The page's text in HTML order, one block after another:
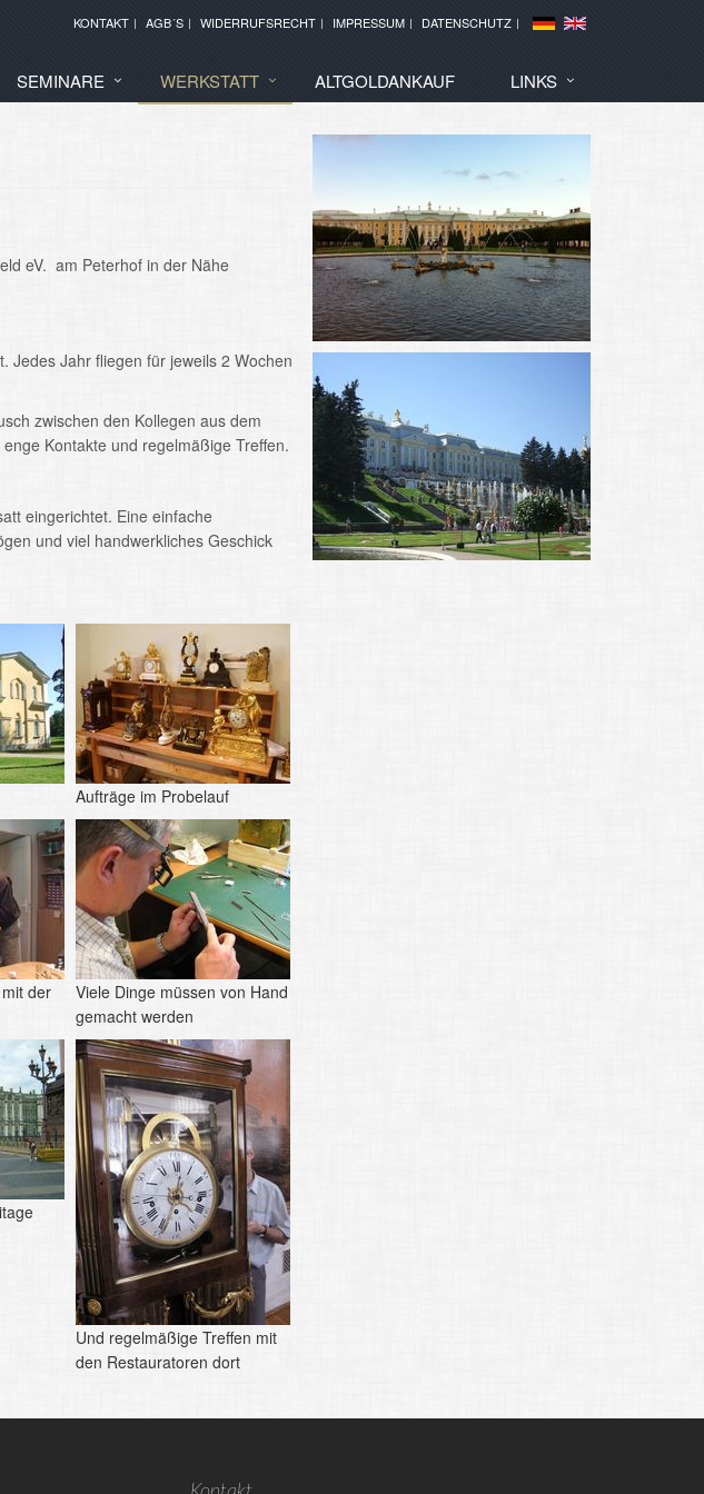
KONTAKT AGB´S WIDERRUFSRECHT IMPRESSUM DATENSCHUTZ
SEMINARE WERKSTATT ALTGOLDANKAUF LINKS
eV. am Peterhof in der Nähe
Jedes Jahr fliegen für jeweils 2 Wochen
zwischen den Kollegen aus dem
Kontakte und regelmäßige Treffen.
eingerichtet. Eine einfache
und viel handwerkliches Geschick
Aufträge im Probelauf
der
Viele Dinge müssen von Hand
gemacht werden
Und regelmäßige Treffen mit
den Restauratoren dort